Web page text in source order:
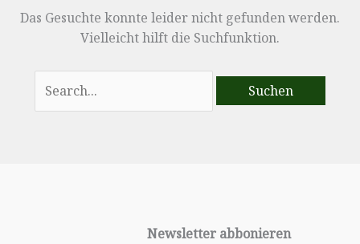
Das Gesuchte konnte leider nicht gefunden werden.
Vielleicht hilft die Suchfunktion.
nach:
Newsletter abbonieren